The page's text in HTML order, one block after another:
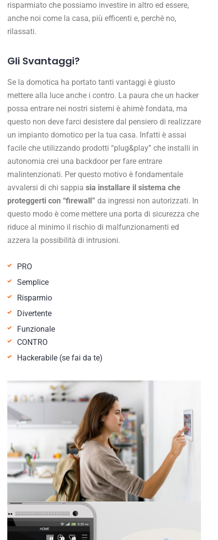
risparmiato che possiamo investire in altro ed essere,
anche noi come la casa, più efficenti e, perchè no,
rilassati.
Gli Svantaggi?
Se la domotica ha portato tanti vantaggi è giusto
mettere alla luce anche i contro. La paura che un hacker
possa entrare nei nostri sistemi è ahimè fondata, ma
questo non deve farci desistere dal pensiero di realizzare
un impianto domotico per la tua casa. Infatti è assai
facile che utilizzando prodotti “plug&play” che installi in
autonomia crei una backdoor per fare entrare
malintenzionati. Per questo motivo è fondamentale
avvalersi di chi sappia sia installare il sistema che
proteggerti con “firewall” da ingressi non autorizzati. In
questo modo è come mettere una porta di sicurezza che
riduce al minimo il rischio di malfunzionamenti ed
azzera la possibilità di intrusioni.
PRO
Semplice
Risparmio
Divertente
Funzionale
CONTRO
Hackerabile (se fai da te)